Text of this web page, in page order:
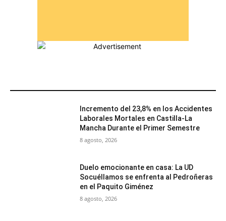
Incremento del 23,8% en los Accidentes
Laborales Mortales en Castilla-La
Mancha Durante el Primer Semestre
8 agosto, 2026
Duelo emocionante en casa: La UD
Socuéllamos se enfrenta al Pedroñeras
en el Paquito Giménez
8 agosto, 2026